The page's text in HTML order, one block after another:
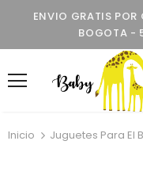
ENVIO GRATIS
BOGOTA -
Inicio Juguetes Para El